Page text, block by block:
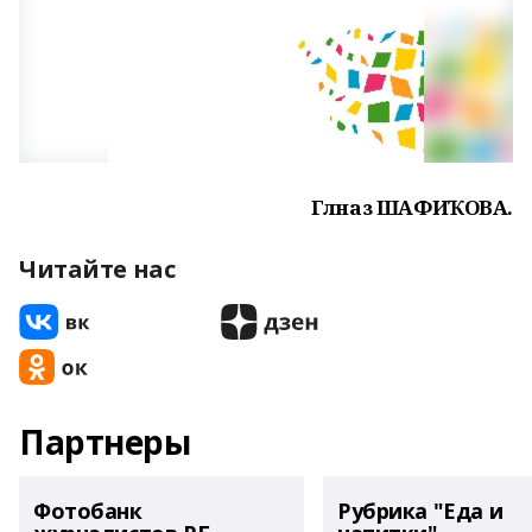
Гөлназ ШАФИҠОВА.
Читайте нас
Партнеры
Фотобанк Рубрика "Еда и